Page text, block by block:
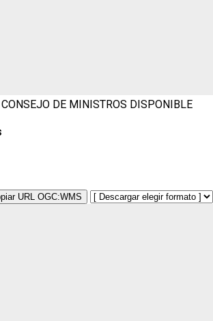
DE MINISTROS DISPONIBLE
URL OGC:WMS